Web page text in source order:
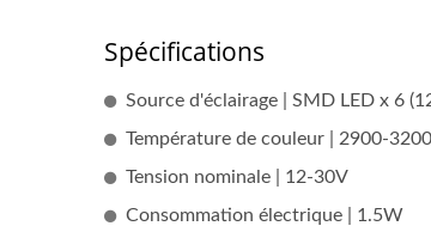
Spécifications
Source d'éclairage | SMD LED x 6
Température de couleur | 2900-
Tension nominale | 12-30V
Consommation électrique | 1.5W